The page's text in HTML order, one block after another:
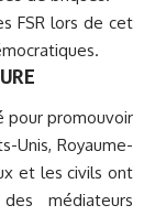
FSR lors de cet
pour promouvoir
Unis, Royaume-
et les civils ont
médiateurs